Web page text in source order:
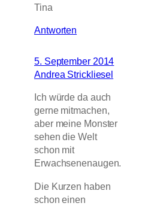
Tina
Antworten
5. September 2014
Andrea Strickliesel
Ich würde da auch
gerne mitmachen,
aber meine Monster
sehen die Welt
schon mit
Erwachsenenaugen.
Die Kurzen haben
schon einen